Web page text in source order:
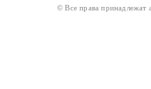
© Все права